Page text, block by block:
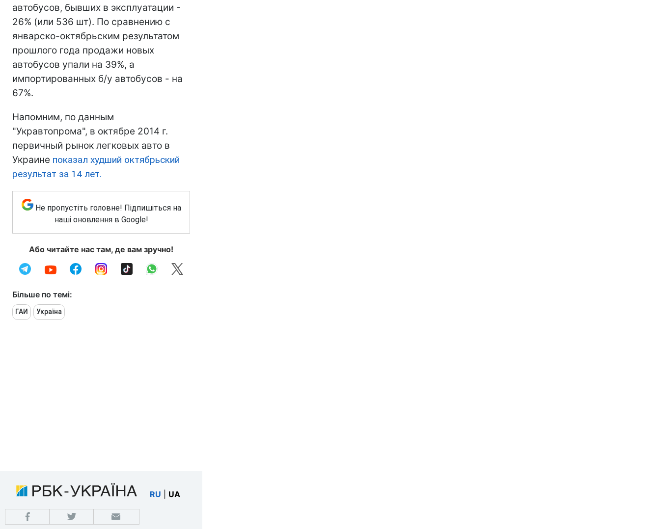
автобусов, бывших в эксплуатации -
26% (или 536 шт). По сравнению с
январско-октябрьским результатом
прошлого года продажи новых
автобусов упали на 39%, а
импортированных б/у автобусов - на
67%.
Напомним, по данным
"Укравтопрома", в октябре 2014 г.
первичный рынок легковых авто в
Украине показал худший октябрьский
результат за 14 лет.
Не пропустіть головне! Підпишіться на
наші оновлення в Google!
Або читайте нас там, де вам зручно!
Більше по темі:
ГАИ Україна
RU UA